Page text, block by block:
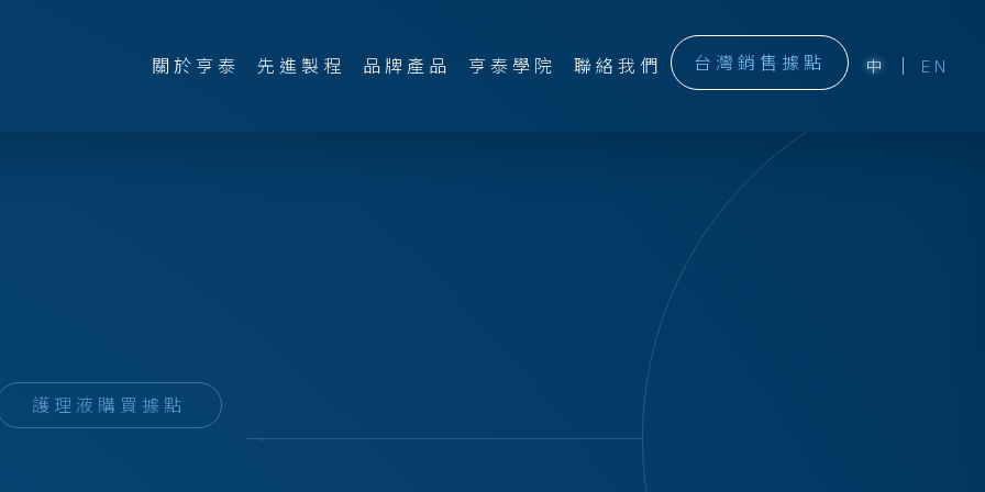
關於亨泰 先進製程 品牌產品 亨泰學院 聯絡我們 台灣銷售據點 中 EN
護理液購買據點